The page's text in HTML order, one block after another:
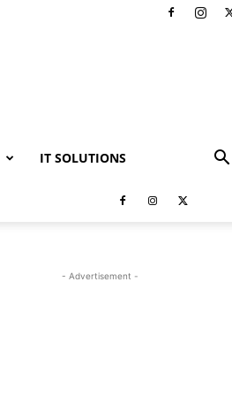
IT SOLUTIONS
- Advertisement -